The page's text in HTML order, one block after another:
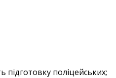
підготовку поліцейських;